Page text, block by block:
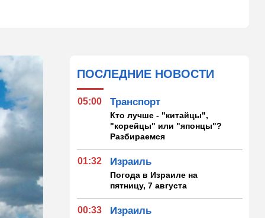
ПОСЛЕДНИЕ НОВОСТИ
05:00 Транспорт
Кто лучше - "китайцы",
"корейцы" или "японцы"?
Разбираемся
01:32 Израиль
Погода в Израиле на
пятницу, 7 августа
00:33 Израиль